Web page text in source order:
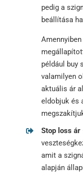
pedig a
beállítása
például buy
valamilyen
aktuális ár
eldobjuk és
Stop loss ár
amit a
alapján